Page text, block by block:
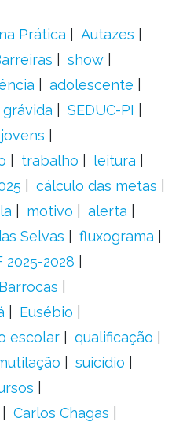
Prática
Autazes
show
adolescente
SEDUC-PI
jovens
trabalho
leitura
cálculo das metas
motivo
alerta
Selvas
fluxograma
2025-2028
Barrocas
Eusébio
escolar
qualificação
suicídio
Carlos Chagas